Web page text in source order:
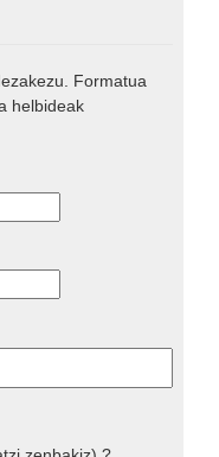
Formatua
helbideak